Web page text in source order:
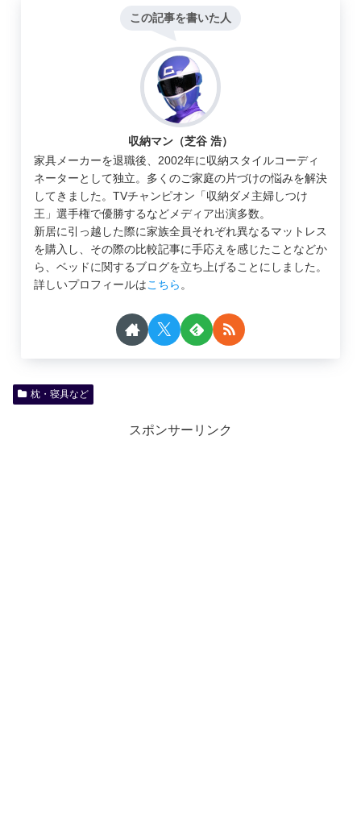
この記事を書いた人
収納マン（芝谷 浩）
家具メーカーを退職後、2002年に収納スタイルコーディ
ネーターとして独立。多くのご家庭の片づけの悩みを解決
してきました。TVチャンピオン「収納ダメ主婦しつけ
王」選手権で優勝するなどメディア出演多数。
新居に引っ越した際に家族全員それぞれ異なるマットレス
を購入し、その際の比較記事に手応えを感じたことなどか
ら、ベッドに関するブログを立ち上げることにしました。
詳しいプロフィールはこちら 。
枕・寝具など
スポンサーリンク